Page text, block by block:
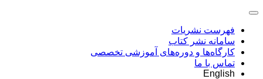
فهرست نشریات
سامانه نشر کتاب
کارگاه‌ها و دوره‌های آموزشی تخصصی
تماس با ما
English